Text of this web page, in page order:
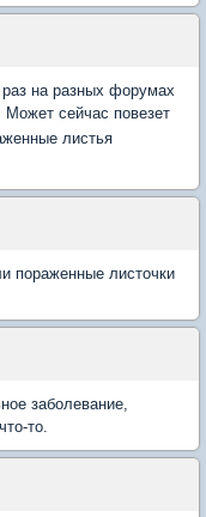
на разных форумах
Может сейчас повезет
листья
пораженные листочки
заболевание,
то.